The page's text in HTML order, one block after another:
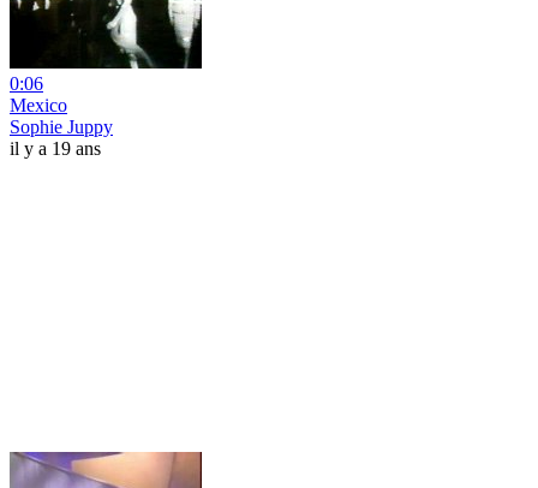
0:06
Mexico
Sophie Juppy
il y a 19 ans